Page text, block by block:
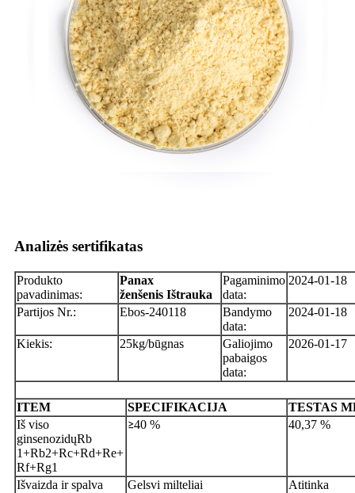
Analizės sertifikatas
Produkto
pavadinimas:
Panax
ženšenis Ištrauka
Pagaminimo
data:
2024-01-18
Partijos Nr.: Ebos-240118
Bandymo
data:
2024-01-18
Kiekis: 25kg/būgnas
Galiojimo
pabaigos
data:
2026-01-17
ITEM SPECIFIKACIJA TESTAS
Iš viso
ginsenozidųRb
1+Rb2+Rc+Rd+Re+
Rf+Rg1
≥40 % 40,37 %
Išvaizda ir spalva Gelsvi milteliai
Atitinka